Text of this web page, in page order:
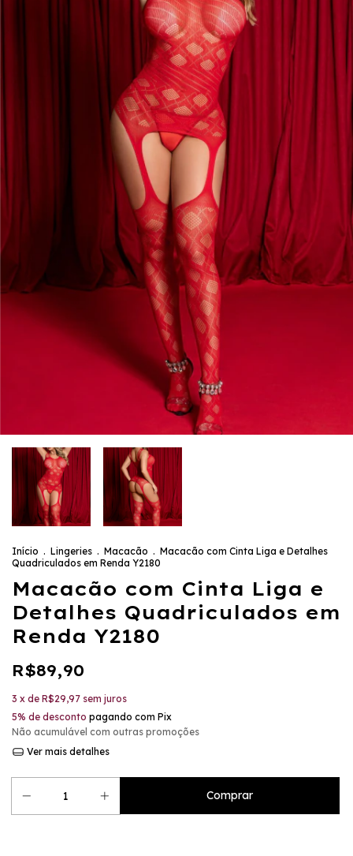
Início . Lingeries . Macacão . Macacão com Cinta Liga e Detalhes
Quadriculados em Renda Y2180
Macacão com Cinta Liga e
Detalhes Quadriculados em
Renda Y2180
R$89,90
3 x de R$29,97 sem juros
5% de desconto pagando com Pix
Não acumulável com outras promoções
Ver mais detalhes